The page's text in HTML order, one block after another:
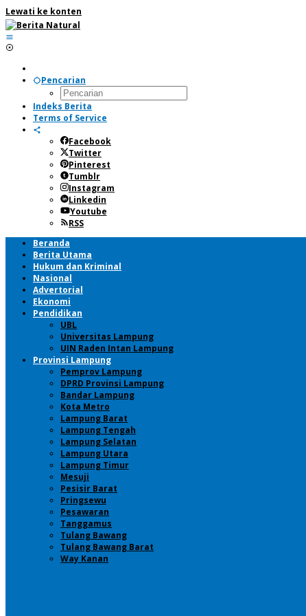
Lewati ke konten
Pencarian
Indeks Berita
Terms of Service
Facebook
Twitter
Pinterest
Tumblr
Instagram
Linkedin
Youtube
RSS
Beranda
Berita Utama
Hukum dan Kriminal
Nasional
Advertorial
Ekonomi
Pendidikan
UBL
Universitas Lampung
UIN Raden Intan Lampung
Provinsi Lampung
Pemprov Lampung
DPRD Provinsi Lampung
Bandar Lampung
Kota Metro
Lampung Barat
Lampung Tengah
Lampung Selatan
Lampung Utara
Lampung Timur
Mesuji
Pesisir Barat
Pringsewu
Pesawaran
Tanggamus
Tulang Bawang
Tulang Bawang Barat
Way Kanan